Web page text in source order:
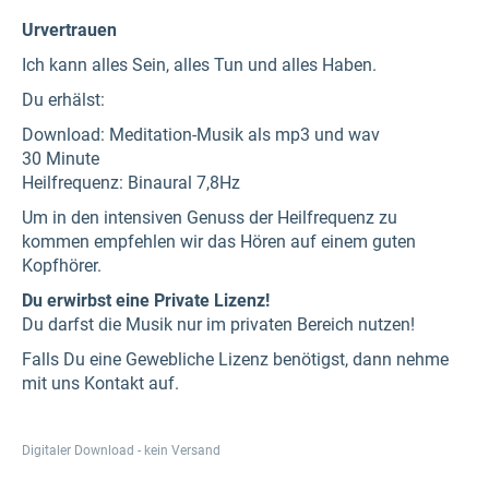
Urvertrauen
Ich kann alles Sein, alles Tun und alles Haben.
Du erhälst:
Download: Meditation-Musik als mp3 und wav
30 Minute
Heilfrequenz: Binaural 7,8Hz
Um in den intensiven Genuss der Heilfrequenz zu
kommen empfehlen wir das Hören auf einem guten
Kopfhörer.
Du erwirbst eine Private Lizenz!
Du darfst die Musik nur im privaten Bereich nutzen!
Falls Du eine Gewebliche Lizenz benötigst, dann nehme
mit uns Kontakt auf.
Digitaler Download - kein Versand